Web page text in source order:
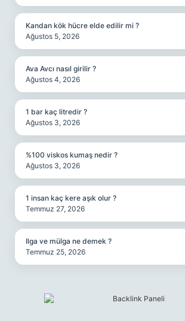
Kandan kök hücre elde edilir mi ?
Ağustos 5, 2026
Ava Avcı nasıl girilir ?
Ağustos 4, 2026
1 bar kaç litredir ?
Ağustos 3, 2026
%100 viskos kumaş nedir ?
Ağustos 3, 2026
1 insan kaç kere aşık olur ?
Temmuz 27, 2026
Ilga ve mülga ne demek ?
Temmuz 25, 2026